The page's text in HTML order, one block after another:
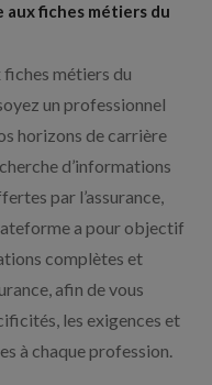
fiches métiers du
fiches métiers du
un professionnel
horizons de carrière
d’informations
par l’assurance,
a pour objectif
complètes et
afin de vous
les exigences et
à chaque profession.